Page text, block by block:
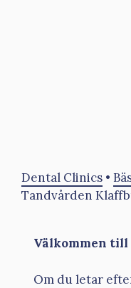
Dental Clinics •
Tandvården
Välkommen
Om du letar